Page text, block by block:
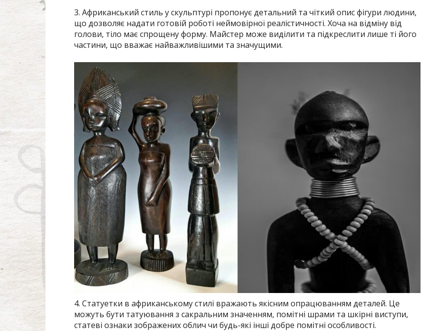
3. Африканський стиль у скульптурі пропонує детальний та чіткий опис фігури людини,
що дозволяє надати готовій роботі неймовірної реалістичності. Хоча на відміну від
голови, тіло має спрощену форму. Майстер може виділити та підкреслити лише ті його
частини, що вважає найважливішими та значущими.
4. Статуетки в африканському стилі вражають якісним опрацюванням деталей. Це
можуть бути татуювання з сакральним значенням, помітні шрами та шкірні виступи,
статеві ознаки зображених облич чи будь-які інші добре помітні особливості.